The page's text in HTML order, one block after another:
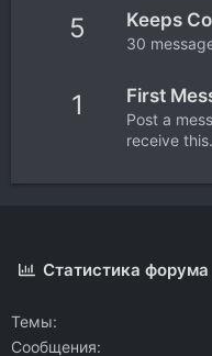
5 Keeps
30
1 First
Post a
receive this.
Статистика форума
Темы
Сообщения